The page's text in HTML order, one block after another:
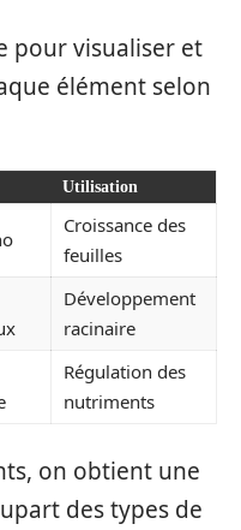
pour visualiser et
élément selon
Utilisation
Croissance des
feuilles
Développement
racinaire
Régulation des
nutriments
on obtient une
des types de